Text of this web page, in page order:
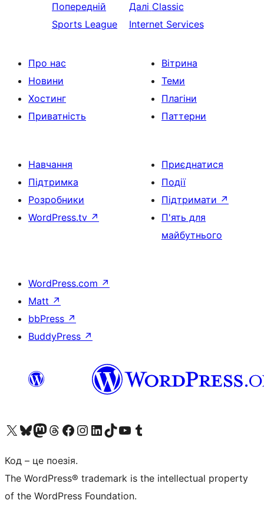
Попередній
Sports League
Далі Classic
Internet Services
Про нас
Новини
Хостинг
Приватність
Вітрина
Теми
Плагіни
Паттерни
Навчання
Підтримка
Розробники
WordPress.tv ↗
Приєднатися
Події
Підтримати ↗
П'ять для
майбутнього
WordPress.com ↗
Matt ↗
bbPress ↗
BuddyPress ↗
Visit our X (formerly Twitter) account
Visit our Bluesky account
Завітайте до нашої стрічки в Mastodon
Visit our Threads account
Завітайте на нашу сторінку в Facebook
Visit our Instagram account
Visit our LinkedIn account
Visit our TikTok account
Visit our YouTube channel
Visit our Tumblr account
Код – це поезія.
The WordPress® trademark is the intellectual property
of the WordPress Foundation.